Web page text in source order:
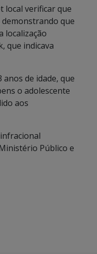
local verificar que
que
localização
que indicava
de idade, que
o adolescente
aos
Público e